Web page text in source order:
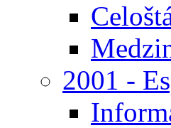
2001 -